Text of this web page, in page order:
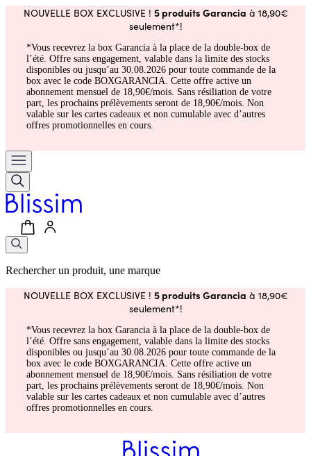
NOUVELLE BOX EXCLUSIVE ! 5 produits Garancia à 18,90€
seulement*!
*Vous recevrez la box Garancia à la place de la double-box de
l’été. Offre sans engagement, valable dans la limite des stocks
disponibles ou jusqu’au 30.08.2026 pour toute commande de la
box avec le code BOXGARANCIA. Cette offre active un
abonnement mensuel de 18,90€/mois. Sans résiliation de votre
part, les prochains prélèvements seront de 18,90€/mois. Non
valable sur les cartes cadeaux et non cumulable avec d’autres
offres promotionnelles en cours.
Rechercher un produit, une marque
NOUVELLE BOX EXCLUSIVE ! 5 produits Garancia à 18,90€
seulement*!
*Vous recevrez la box Garancia à la place de la double-box de
l’été. Offre sans engagement, valable dans la limite des stocks
disponibles ou jusqu’au 30.08.2026 pour toute commande de la
box avec le code BOXGARANCIA. Cette offre active un
abonnement mensuel de 18,90€/mois. Sans résiliation de votre
part, les prochains prélèvements seront de 18,90€/mois. Non
valable sur les cartes cadeaux et non cumulable avec d’autres
offres promotionnelles en cours.